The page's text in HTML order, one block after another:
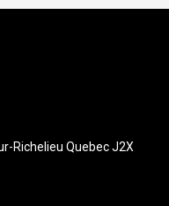
Richelieu Quebec J2X